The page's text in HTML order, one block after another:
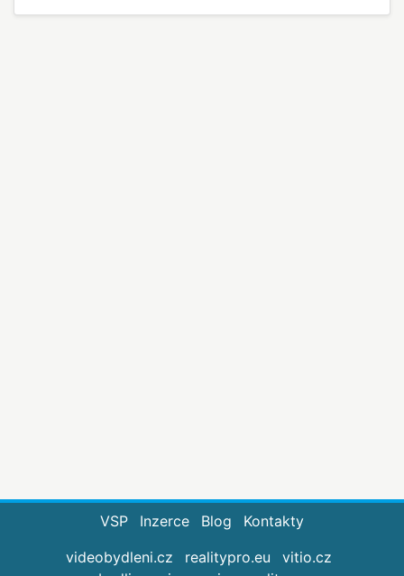
VSP Inzerce Blog
Kontakty
videobydleni.cz
realitypro.eu
vitio.cz